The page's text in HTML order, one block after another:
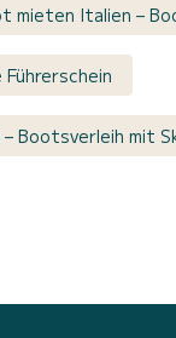
mieten Italien –
Bootsverleih mit